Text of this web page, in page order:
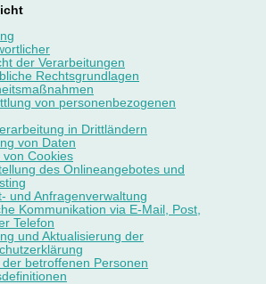
der Verarbeitungen
Rechtsgrundlagen
von personenbezogenen
in Drittländern
von Daten
von Cookies
des Onlineangebotes und
und Anfragenverwaltung
Kommunikation via E-Mail, Post,
Telefon
und Aktualisierung der
der betroffenen Personen